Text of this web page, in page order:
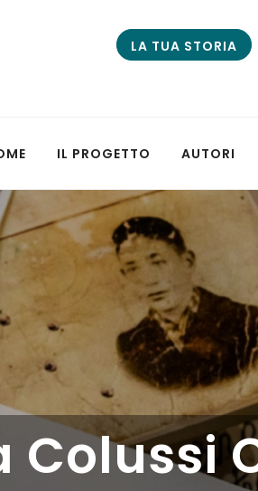
LA TUA STORIA
IL PROGETTO AUTORI
Colussi